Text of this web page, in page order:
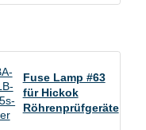
Fuse Lamp #63
für Hickok
Röhrenprüfgeräte